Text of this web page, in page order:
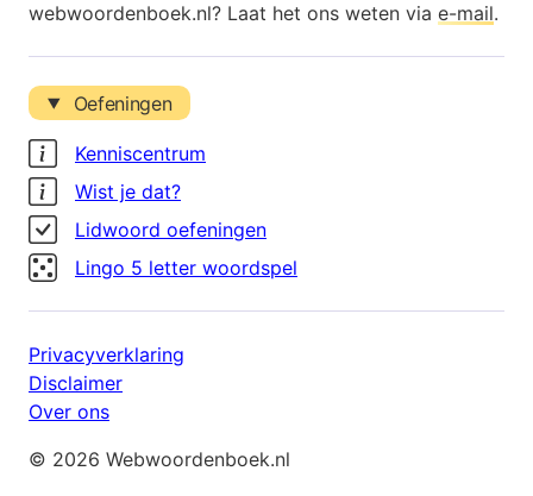
webwoordenboek.nl? Laat het ons weten via e-mail.
Oefeningen
Kenniscentrum
Wist je dat?
Lidwoord oefeningen
Lingo 5 letter woordspel
Privacyverklaring
Disclaimer
Over ons
© 2026 Webwoordenboek.nl